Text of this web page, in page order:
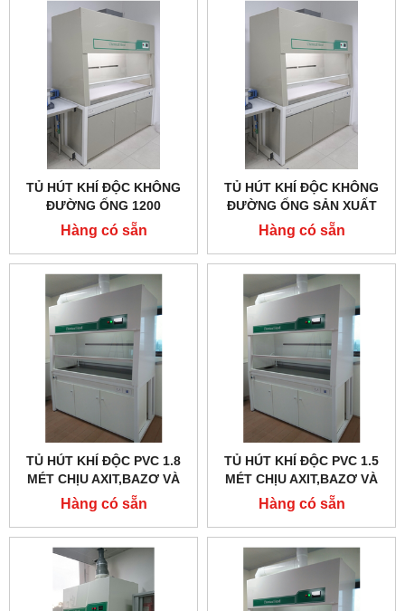
TỦ HÚT KHÍ ĐỘC KHÔNG
ĐƯỜNG ỐNG 1200
MM,AH1200-PP
Hàng có sẵn
TỦ HÚT KHÍ ĐỘC KHÔNG
ĐƯỜNG ỐNG SẢN XUẤT
TẠI VIỆT NAM ĐẠT TCVN
6914:2001
Hàng có sẵn
TỦ HÚT KHÍ ĐỘC PVC 1.8
MÉT CHỊU AXIT,BAZƠ VÀ
DUNG MÔI HỮU CƠ
Hàng có sẵn
TỦ HÚT KHÍ ĐỘC PVC 1.5
MÉT CHỊU AXIT,BAZƠ VÀ
DUNG MÔI HỮU CƠ
Hàng có sẵn